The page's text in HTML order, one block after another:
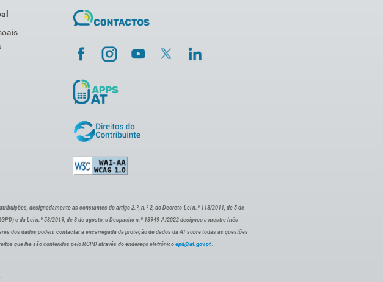
designadamente as constantes do artigo 2.º, n.º 2, do Decreto-Lei n.º 118/2011, de 5 de
e da Lei n.º 58/2019, de 8 de agosto, o Despacho n.º 13949-A/2022 designou a mestre Inês
dos dados podem contactar a encarregada da proteção de dados da AT sobre todas as questões
que lhe são conferidos pelo RGPD através do endereço eletrónicoepd@at.gov.pt .